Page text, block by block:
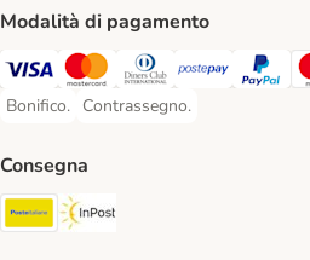
Modalità di pagamento
Visa. Payment Method
Mastercard. Payment Method
Diners Club. Payment
Postepay.PayPal.
Bonifico.
Bonifico. Payment Method
Contrassegno.
Contrassegno. Payment
Consegna
Poste Italiane. Shipping Method